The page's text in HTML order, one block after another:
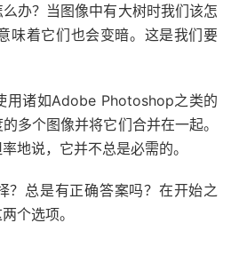
办？当图像中有大树时我们该怎
味着它们也会变暗。这是我们要
用诸如Adobe Photoshop之类的
多个图像并将它们合并在一起。
地说，它并不总是必需的。
？总是有正确答案吗？在开始之
个选项。